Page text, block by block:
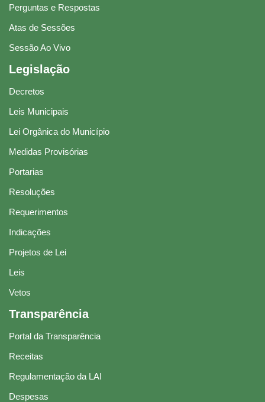
Perguntas e Respostas
Atas de Sessões
Sessão Ao Vivo
Legislação
Decretos
Leis Municipais
Lei Orgânica do Município
Medidas Provisórias
Portarias
Resoluções
Requerimentos
Indicações
Projetos de Lei
Leis
Vetos
Transparência
Portal da Transparência
Receitas
Regulamentação da LAI
Despesas